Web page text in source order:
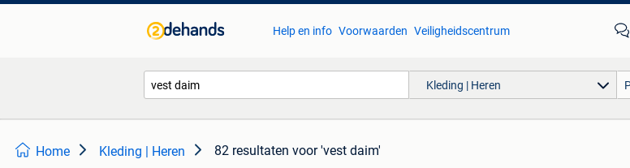
Help en info Voorwaarden Veiligheidscentrum
Kleding | Heren
Home Kleding | Heren 82 resultaten voor 'vest daim'